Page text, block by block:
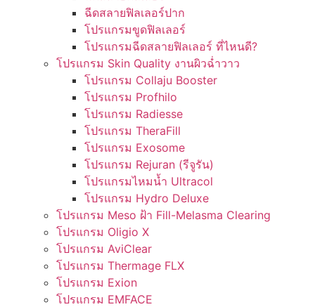
ฉีดสลายฟิลเลอร์ปาก
โปรแกรมขูดฟิลเลอร์
โปรแกรมฉีดสลายฟิลเลอร์ ที่ไหนดี?
โปรแกรม Skin Quality งานผิวฉ่ำวาว
โปรแกรม Collaju Booster
โปรแกรม Profhilo
โปรแกรม Radiesse
โปรแกรม TheraFill
โปรแกรม Exosome
โปรแกรม Rejuran (รีจูรัน)
โปรแกรมไหมน้ำ Ultracol
โปรแกรม Hydro Deluxe
โปรแกรม Meso ฝ้า Fill-Melasma Clearing
โปรแกรม Oligio X
โปรแกรม AviClear
โปรแกรม Thermage FLX
โปรแกรม Exion
โปรแกรม EMFACE